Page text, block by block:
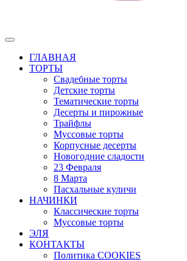
ГЛАВНАЯ
ТОРТЫ
Свадебные торты
Детские торты
Тематические торты
Десерты и пирожные
Трайфлы
Муссовые торты
Корпусные десерты
Новогодние сладости
23 Февраля
8 Марта
Пасхальные куличи
НАЧИНКИ
Классические торты
Муссовые торты
ЭЛЯ
КОНТАКТЫ
Политика COOKIES